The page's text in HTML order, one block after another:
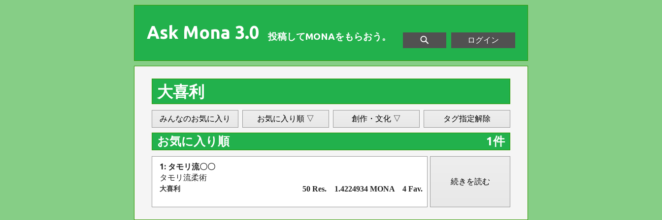
Ask Mona 3.0 投稿してMONAをもらおう。 ログイン
大喜利
みんなのお気に入り お気に入り順 ▽ 創作・文化 ▽ タグ指定解除
お気に入り順 1件
1: タモリ流〇〇
タモリ流柔術
大喜利 50 Res. 1.4224934 MONA 4 Fav.
続きを読む